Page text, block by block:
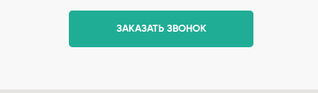
ЗАКАЗАТЬ ЗВОНОК